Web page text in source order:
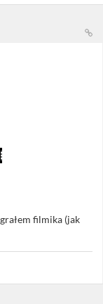
filmika (jak